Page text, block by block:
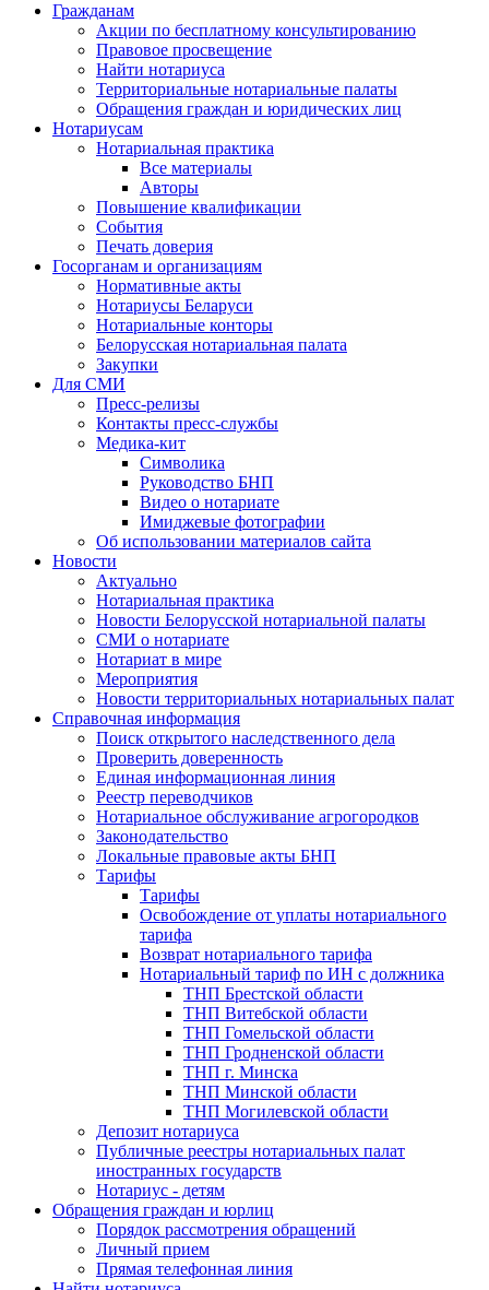
Гражданам
Акции по бесплатному консультированию
Правовое просвещение
Найти нотариуса
Территориальные нотариальные палаты
Обращения граждан и юридических лиц
Нотариусам
Нотариальная практика
Все материалы
Авторы
Повышение квалификации
События
Печать доверия
Госорганам и организациям
Нормативные акты
Нотариусы Беларуси
Нотариальные конторы
Белорусская нотариальная палата
Закупки
Для СМИ
Пресс-релизы
Контакты пресс-службы
Медика-кит
Символика
Руководство БНП
Видео о нотариате
Имиджевые фотографии
Об использовании материалов сайта
Новости
Актуально
Нотариальная практика
Новости Белорусской нотариальной палаты
СМИ о нотариате
Нотариат в мире
Мероприятия
Новости территориальных нотариальных палат
Справочная информация
Поиск открытого наследственного дела
Проверить доверенность
Единая информационная линия
Реестр переводчиков
Нотариальное обслуживание агрогородков
Законодательство
Локальные правовые акты БНП
Тарифы
Тарифы
Освобождение от уплаты нотариального
тарифа
Возврат нотариального тарифа
Нотариальный тариф по ИН с должника
ТНП Брестской области
ТНП Витебской области
ТНП Гомельской области
ТНП Гродненской области
ТНП г. Минска
ТНП Минской области
ТНП Могилевской области
Депозит нотариуса
Публичные реестры нотариальных палат
иностранных государств
Нотариус - детям
Обращения граждан и юрлиц
Порядок рассмотрения обращений
Личный прием
Прямая телефонная линия